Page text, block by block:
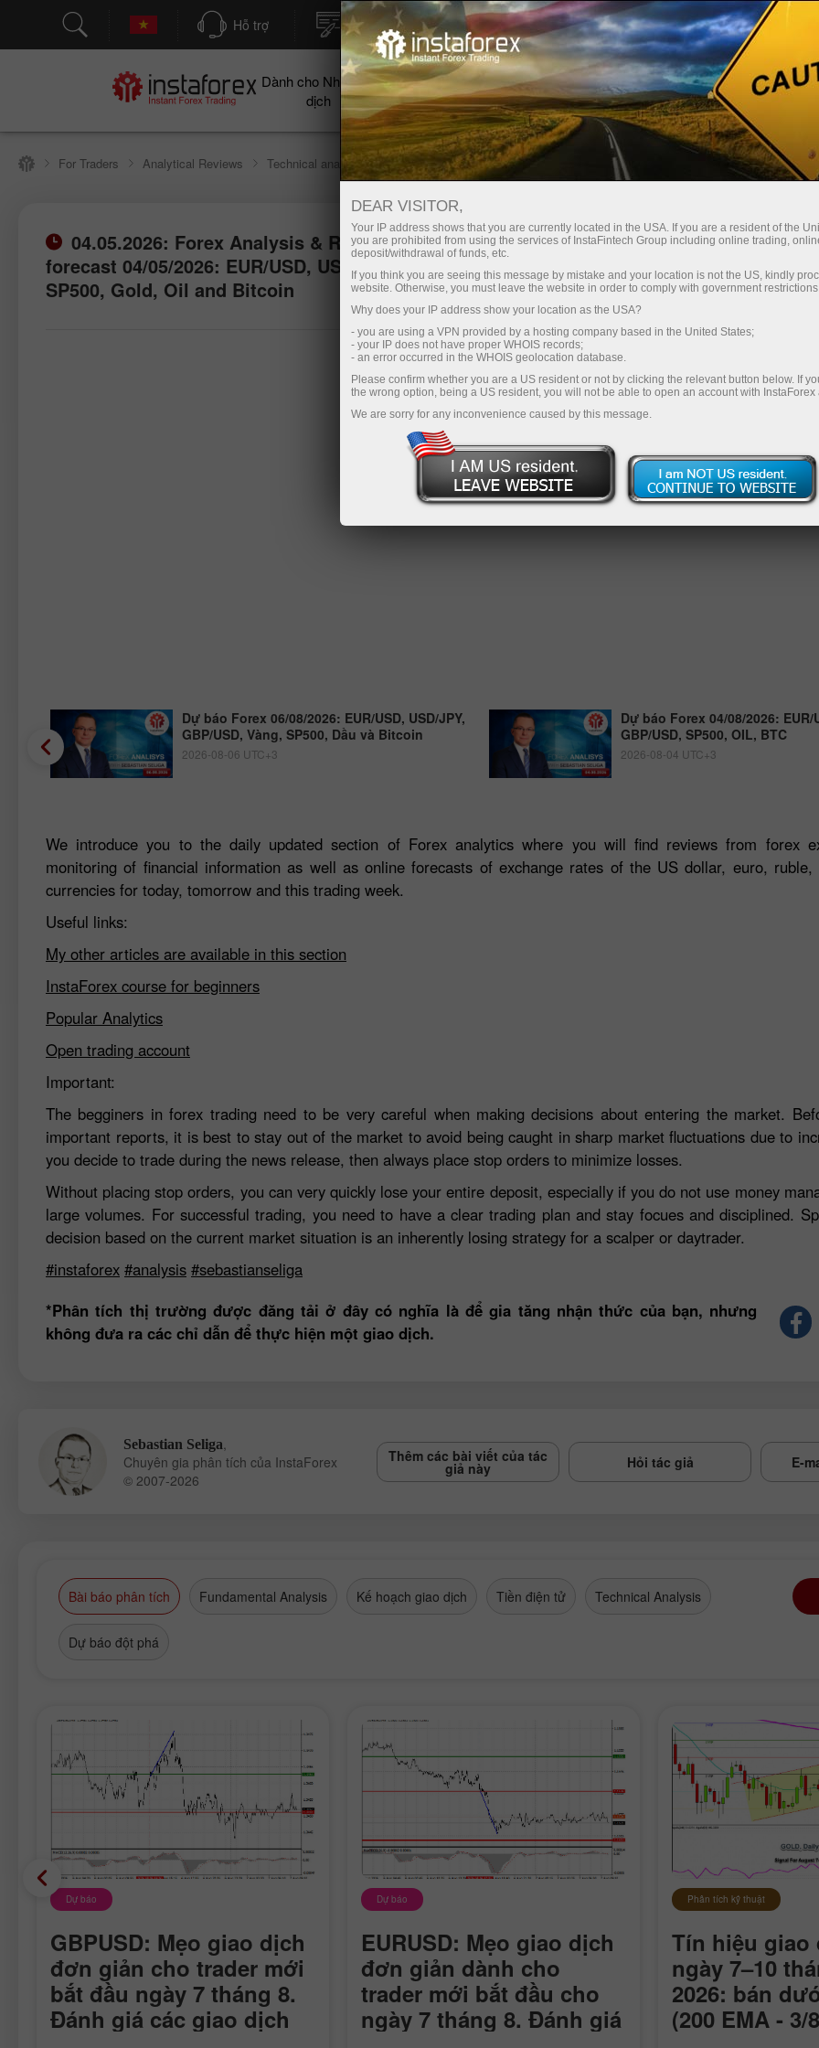
Hỗ trợ Mở tài khoản ngay lập tức Tải nền tảng giao dịch Metatrader
Dành cho Nhà giao
dịch
Cho người mới bắt
đầu
Dành cho nhà đầu
tư
Dành cho đối tác Các
For Traders Analytical Reviews Technical analysis
04.05.2026: Forex Analysis & Reviews: Forex
forecast 04/05/2026: EUR/USD, USD/JPY, GBP/USD,
SP500, Gold, Oil and Bitcoin
Dự báo Forex 06/08/2026: EUR/USD, USD/JPY,
GBP/USD, Vàng, SP500, Dầu và Bitcoin
2026-08-06 UTC+3
Dự báo Forex 04/08/2026: EUR/
GBP/USD, SP500, OIL, BTC
2026-08-04 UTC+3
We introduce you to the daily updated section of Forex analytics where you will find reviews from forex
monitoring of financial information as well as online forecasts of exchange rates of the US dollar, euro,
currencies for today, tomorrow and this trading week.
Useful links:
My other articles are available in this section
InstaForex course for beginners
Popular Analytics
Open trading account
Important:
The begginers in forex trading need to be very careful when making decisions about entering the market.
important reports, it is best to stay out of the market to avoid being caught in sharp market fluctuations due to
you decide to trade during the news release, then always place stop orders to minimize losses.
Without placing stop orders, you can very quickly lose your entire deposit, especially if you do not use money
large volumes. For successful trading, you need to have a clear trading plan and stay focues and disciplined.
decision based on the current market situation is an inherently losing strategy for a scalper or daytrader.
#instaforex #analysis #sebastianseliga
*Phân tích thị trường được đăng tải ở đây có nghĩa là để gia tăng nhận thức của bạn, nhưng
không đưa ra các chỉ dẫn để thực hiện một giao dịch.
Sebastian Seliga
Chuyên gia phân tích của InstaForex
© 2007-2026
Thêm các bài viết của tác
giả này Hỏi tác giả E-
Bài báo phân tích Fundamental Analysis Kế hoạch giao dịch Tiền điện tử Technical Analysis
Dự báo đột phá
Dự báo
GBPUSD: Mẹo giao dịch
đơn giản cho trader mới
bắt đầu ngày 7 tháng 8.
Đánh giá các giao dịch
Dự báo
EURUSD: Mẹo giao dịch
đơn giản dành cho
trader mới bắt đầu cho
ngày 7 tháng 8. Đánh giá
Phân tích kỹ thuật
Tín hiệu giao
ngày 7–10
2026: bán
(200 EMA - 3/
DEAR VISITOR,
Your IP address shows that you are currently located in the USA. If you are a resident of the
you are prohibited from using the services of InstaFintech Group including online trading,
deposit/withdrawal of funds, etc.
If you think you are seeing this message by mistake and your location is not the US, kindly
website. Otherwise, you must leave the website in order to comply with government
Why does your IP address show your location as the USA?
- you are using a VPN provided by a hosting company based in the United States;
- your IP does not have proper WHOIS records;
- an error occurred in the WHOIS geolocation database.
Please confirm whether you are a US resident or not by clicking the relevant button below. If
the wrong option, being a US resident, you will not be able to open an account with InstaForex
We are sorry for any inconvenience caused by this message.